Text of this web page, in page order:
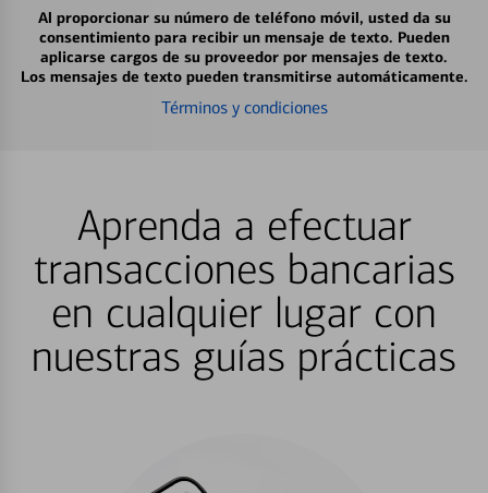
Al proporcionar su número de teléfono móvil, usted da su
consentimiento para recibir un mensaje de texto. Pueden
aplicarse cargos de su proveedor por mensajes de texto.
Los mensajes de texto pueden transmitirse automáticamente.
Términos y condiciones
Aprenda a efectuar
transacciones bancarias
en cualquier lugar con
nuestras guías prácticas